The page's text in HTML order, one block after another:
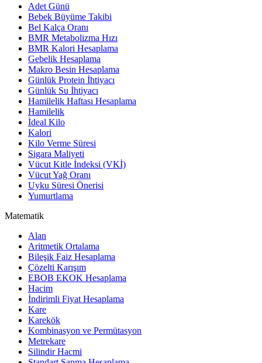
Adet Günü
Bebek Büyüme Takibi
Bel Kalça Oranı
BMR Metabolizma Hızı
BMR Kalori Hesaplama
Gebelik Hesaplama
Makro Besin Hesaplama
Günlük Protein İhtiyacı
Günlük Su İhtiyacı
Hamilelik Haftası Hesaplama
Hamilelik
İdeal Kilo
Kalori
Kilo Verme Süresi
Sigara Maliyeti
Vücut Kitle İndeksi (VKİ)
Vücut Yağ Oranı
Uyku Süresi Önerisi
Yumurtlama
Matematik
Alan
Aritmetik Ortalama
Bileşik Faiz Hesaplama
Çözelti Karışım
EBOB EKOK Hesaplama
Hacim
İndirimli Fiyat Hesaplama
Kare
Karekök
Kombinasyon ve Permütasyon
Metrekare
Silindir Hacmi